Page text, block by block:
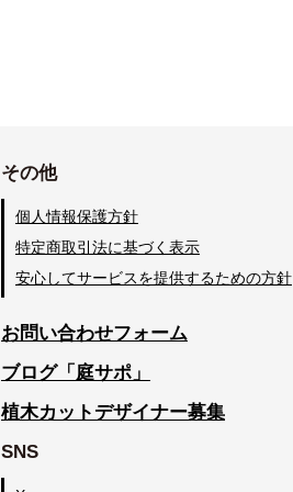
その他
個人情報保護方針
特定商取引法に基づく表示
安心してサービスを提供するための方針
お問い合わせフォーム
ブログ「庭サポ」
植木カットデザイナー募集
SNS